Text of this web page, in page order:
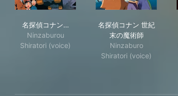
名探偵コナン…
Ninzaburou
Shiratori (voice)
名探偵コナン 世紀
末の魔術師
Ninzaburo
Shiratori (voice)